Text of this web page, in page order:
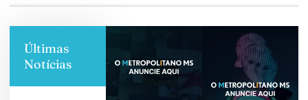
Últimas
Notícias